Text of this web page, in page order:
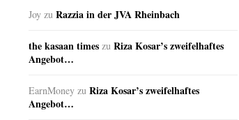
Joy zu Razzia in der JVA Rheinbach
the kasaan times zu Riza Kosar’s zweifelhaftes
Angebot…
EarnMoney zu Riza Kosar’s zweifelhaftes
Angebot…